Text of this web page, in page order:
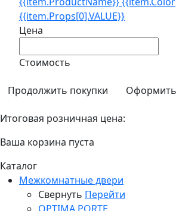
{{item.Props[0].VALUE}}
Цена
Стоимость
Продолжить покупки Оформить
Итоговая розничная цена:
Ваша корзина пуста
Каталог
Межкомнатные двери
Свернуть Перейти